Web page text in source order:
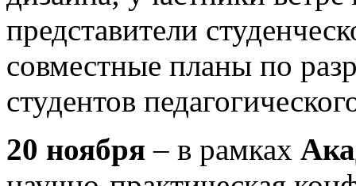
представители
совместные планы по
студентов
20 ноября – в рамках